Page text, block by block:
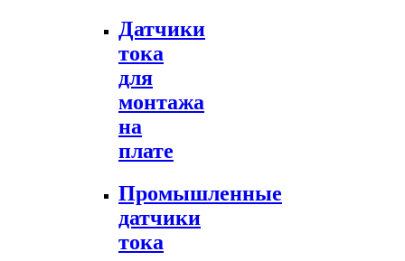
Датчики
тока
для
монтажа
на
плате
Промышленные
датчики
тока